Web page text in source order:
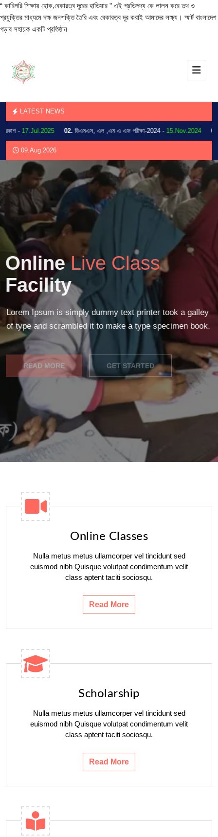
“ কারিগরি শিক্ষায় হোক,বেকারত্ব দূরের হাতিয়ার ” এই প্রতিপদ্য কে লালন করে তথ ও
প্রযুক্তির মাধ্যমে দক্ষ জনশক্তি তৈরি এবং বেকারত্ব দূর করাই আমাদের লক্ষ্য। স্মার্ট বাংলাদেশ
গড়ার সহায়ক একটি প্রতিষ্ঠান
LATEST NEWS
-17.Jul.2025 02. ডিএমএস, এল ,এম এ এফ পরীক্ষা-2024 -15.Nov.2024 03.
09.Aug.2026
OnlineLive Class
Facility
Lorem Ipsum is simply dummy text printer took a galley
of type and scrambled it to make a type specimen book.
READ MORE GET STARTED
Online Classes
Nulla metus metus ullamcorper vel tincidunt sed
euismod nibh Quisque volutpat condimentum velit
class aptent taciti sociosqu.
Read More
Scholarship
Nulla metus metus ullamcorper vel tincidunt sed
euismod nibh Quisque volutpat condimentum velit
class aptent taciti sociosqu.
Read More